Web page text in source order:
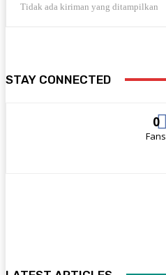
Tidak ada kiriman yang ditampilkan
STAY CONNECTED
0
Fans